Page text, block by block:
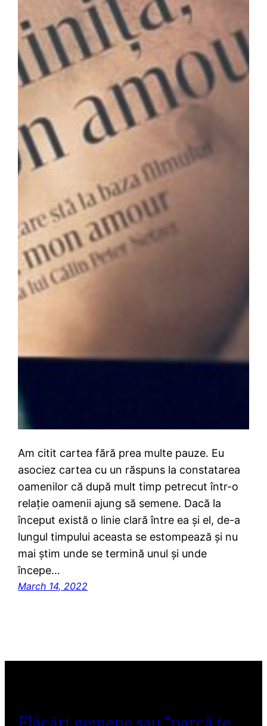
Am citit cartea fără prea multe pauze. Eu
asociez cartea cu un răspuns la constatarea
oamenilor că după mult timp petrecut într-o
relație oamenii ajung să semene. Dacă la
început există o linie clară între ea și el, de-a
lungul timpului aceasta se estompează și nu
mai știm unde se termină unul și unde
începe…
March 14, 2022